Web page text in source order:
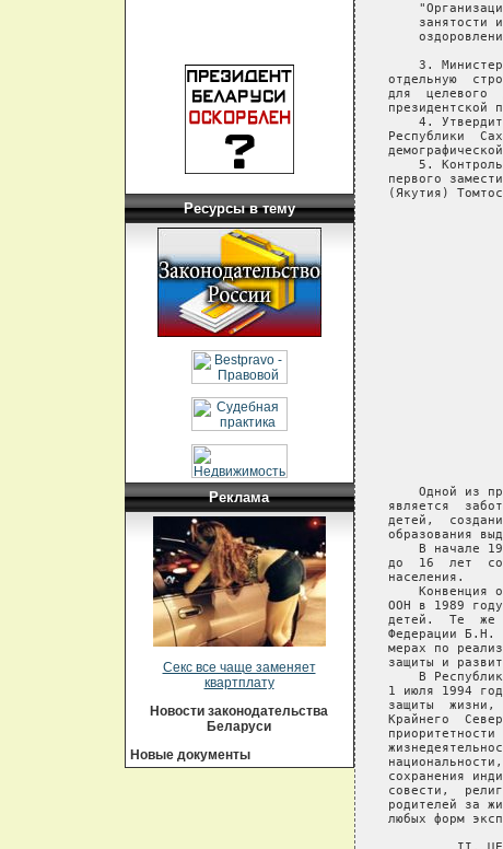
Ресурсы в тему
Реклама
Секс все чаще заменяет
квартплату
Новости законодательства
Беларуси
Новые документы